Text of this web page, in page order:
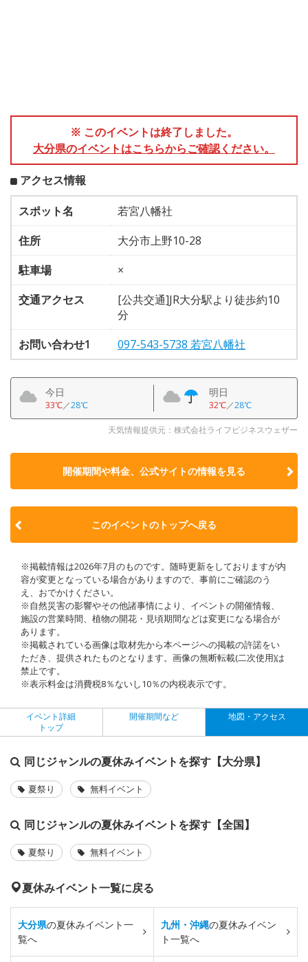
※ このイベントは終了しました。
大分県のイベントはこちらからご確認ください。
アクセス情報
スポット名
若宮八幡社
住所
大分市上野10-28
駐車場
×
交通アクセス
[公共交通]JR大分駅より徒歩約10
分
お問い合わせ1
097-543-5738 若宮八幡社
今日
33℃／28℃
明日
32℃／28℃
天気情報提供元：株式会社ライフビジネスウェザー
開催期間や料金、公式サイトの情報を見る
このイベントのトップへ戻る
※掲載情報は2026年7月のものです。随時更新をしておりますが内
容が変更となっている場合がありますので、事前にご確認のう
え、おでかけください。
※自然災害の影響やその他諸事情により、イベントの開催情報、
施設の営業時間、植物の開花・見頃期間などは変更になる場合が
あります。
※掲載されている画像は取材先から本ページへの掲載の許諾をい
ただき、提供されたものとなります。画像の無断転載(二次使用)は
禁止です。
※表示料金は消費税8％ないし10％の内税表示です。
イベント詳細
トップ
開催期間など 地図・アクセス
同じジャンルの夏休みイベントを探す【大分県】
夏祭り 無料イベント
同じジャンルの夏休みイベントを探す【全国】
夏祭り 無料イベント
夏休みイベント一覧に戻る
大分県の夏休みイベント一
覧へ
九州・沖縄の夏休みイベン
ト一覧へ